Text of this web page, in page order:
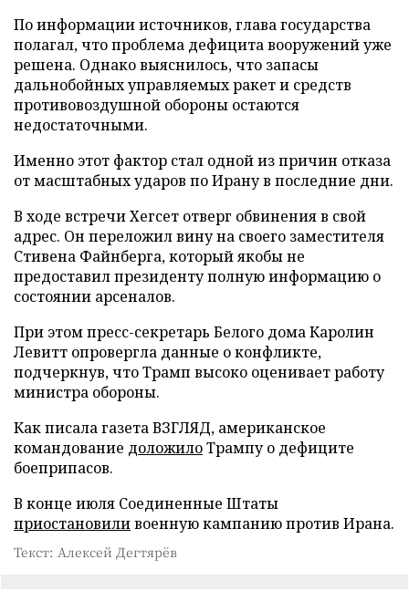
По информации источников, глава государства
полагал, что проблема дефицита вооружений уже
решена. Однако выяснилось, что запасы
дальнобойных управляемых ракет и средств
противовоздушной обороны остаются
недостаточными.
Именно этот фактор стал одной из причин отказа
от масштабных ударов по Ирану в последние дни.
В ходе встречи Хегсет отверг обвинения в свой
адрес. Он переложил вину на своего заместителя
Стивена Файнберга, который якобы не
предоставил президенту полную информацию о
состоянии арсеналов.
При этом пресс-секретарь Белого дома Каролин
Левитт опровергла данные о конфликте,
подчеркнув, что Трамп высоко оценивает работу
министра обороны.
Как писала газета ВЗГЛЯД, американское
командование доложилоТрампу о дефиците
боеприпасов.
В конце июля Соединенные Штаты
приостановиливоенную кампанию против Ирана.
Текст: Алексей Дегтярёв